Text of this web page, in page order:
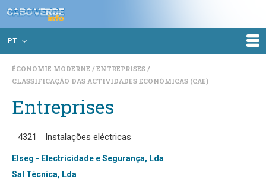
PT
ÉCONOMIE MODERNE
ENTREPRISES
CLASSIFICAÇÃO DAS ACTIVIDADES ECONÓMICAS (CAE)
Entreprises
4321 Instalações eléctricas
Elseg - Electricidade e Segurança, Lda
Sal Técnica, Lda